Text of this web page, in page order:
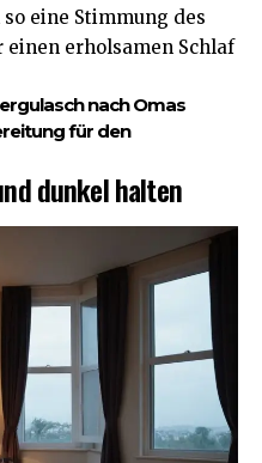
eine Stimmung des
einen erholsamen Schlaf
nach Omas
für den
dunkel halten